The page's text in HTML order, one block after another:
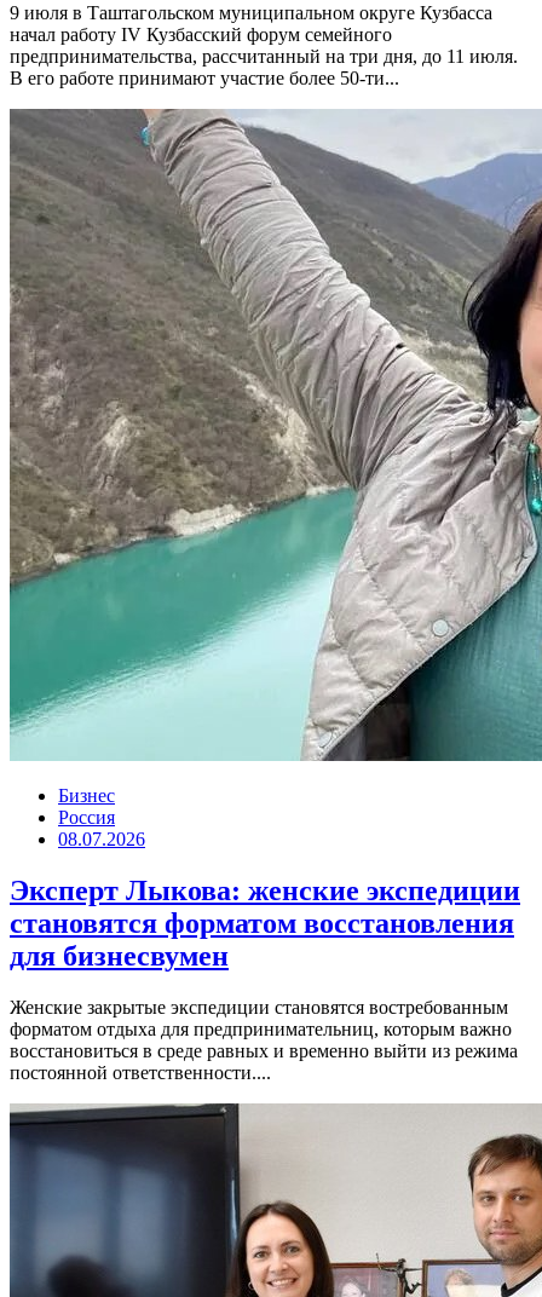
9 июля в Таштагольском муниципальном округе Кузбасса
начал работу IV Кузбасский форум семейного
предпринимательства, рассчитанный на три дня, до 11 июля.
В его работе принимают участие более 50-ти...
Бизнес
Россия
08.07.2026
Эксперт Лыкова: женские экспедиции
становятся форматом восстановления
для бизнесвумен
Женские закрытые экспедиции становятся востребованным
форматом отдыха для предпринимательниц, которым важно
восстановиться в среде равных и временно выйти из режима
постоянной ответственности....